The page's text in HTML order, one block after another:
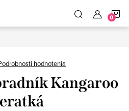
hodnotenia
Kangaroo